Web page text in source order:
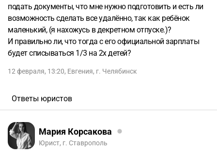
подать документы, что мне нужно подготовить и есть ли
возможность сделать все удалённо, так как ребёнок
маленький, (я нахожусь в декретном отпуске.)?
И правильно ли, что тогда с его официальной зарплаты
будет списываться 1/3 на 2х детей?
12 февраля, 13:20, Евгения, г. Челябинск
Ответы юристов
Мария Корсакова
Юрист, г. Ставрополь